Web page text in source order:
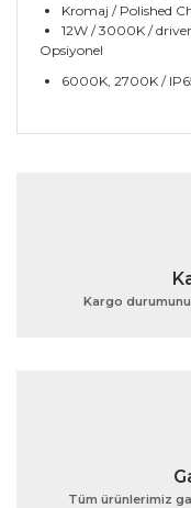
Kromaj / Polished
12W / 3000K /
Opsiyonel
6000K, 2700K /
Bu ürünün fiyat
Ürün
Kargo
Tüm ürünlerimiz